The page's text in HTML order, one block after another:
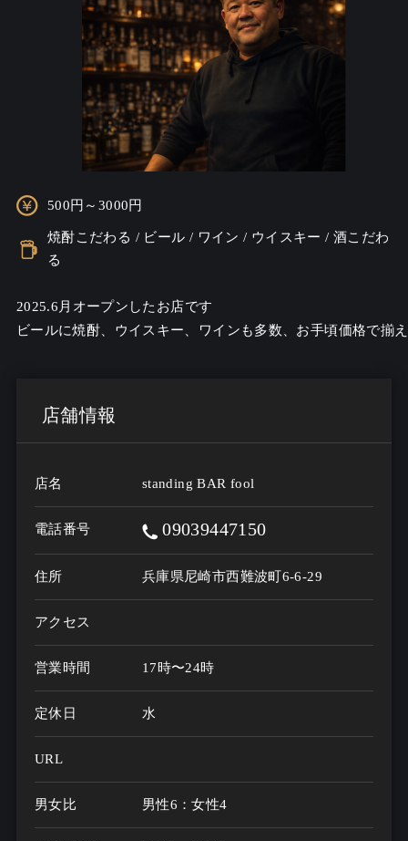
500円～3000円
焼酎こだわる / ビール / ワイン / ウイスキー / 酒こだわ
る
2025.6月オープンしたお店です
ビールに焼酎、ウイスキー、ワインも多数、お手頃価格で揃
店舗情報
店名 standing BAR fool
電話番号 09039447150
住所 兵庫県尼崎市西難波町6-6-29
アクセス
営業時間 17時〜24時
定休日 水
URL
男女比 男性6：女性4